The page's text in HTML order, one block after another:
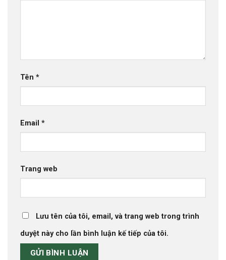
Tên *
Email *
Trang web
Lưu tên của tôi, email, và trang web trong trình
duyệt này cho lần bình luận kế tiếp của tôi.